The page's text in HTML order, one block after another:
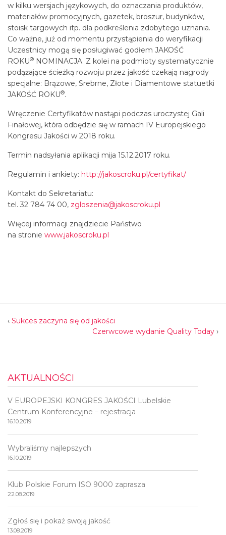
w kilku wersjach językowych, do oznaczania produktów,
materiałów promocyjnych, gazetek, broszur, budynków,
stoisk targowych itp. dla podkreślenia zdobytego uznania.
Co ważne, już od momentu przystąpienia do weryfikacji
Uczestnicy mogą się posługiwać godłem JAKOŚĆ
ROKU® NOMINACJA. Z kolei na podmioty systematycznie
podążające ścieżką rozwoju przez jakość czekają nagrody
specjalne: Brązowe, Srebrne, Złote i Diamentowe statuetki
JAKOŚĆ ROKU®.
Wręczenie Certyfikatów nastąpi podczas uroczystej Gali
Finałowej, która odbędzie się w ramach IV Europejskiego
Kongresu Jakości w 2018 roku.
Termin nadsyłania aplikacji mija 15.12.2017 roku.
Regulamin i ankiety: http://jakoscroku.pl/certyfikat/
Kontakt do Sekretariatu:
tel. 32 784 74 00, zgloszenia@jakoscroku.pl
Więcej informacji znajdziecie Państwo
na stronie www.jakoscroku.pl
‹ Sukces zaczyna się od jakości
Czerwcowe wydanie Quality Today ›
AKTUALNOŚCI
V EUROPEJSKI KONGRES JAKOŚCI Lubelskie
Centrum Konferencyjne – rejestracja
16.10.2019
Wybraliśmy najlepszych
16.10.2019
Klub Polskie Forum ISO 9000 zaprasza
22.08.2019
Zgłoś się i pokaż swoją jakość
13.08.2019